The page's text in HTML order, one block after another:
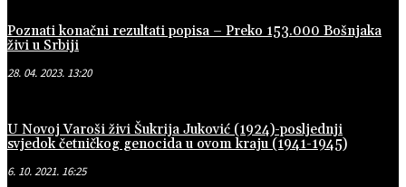
Poznati konačni rezultati popisa – Preko 153.000 Bošnjaka
živi u Srbiji
28. 04. 2023. 13:20
U Novoj Varoši živi Šukrija Juković (1924)-posljednji
svjedok četničkog genocida u ovom kraju (1941-1945)
6. 10. 2021. 16:25